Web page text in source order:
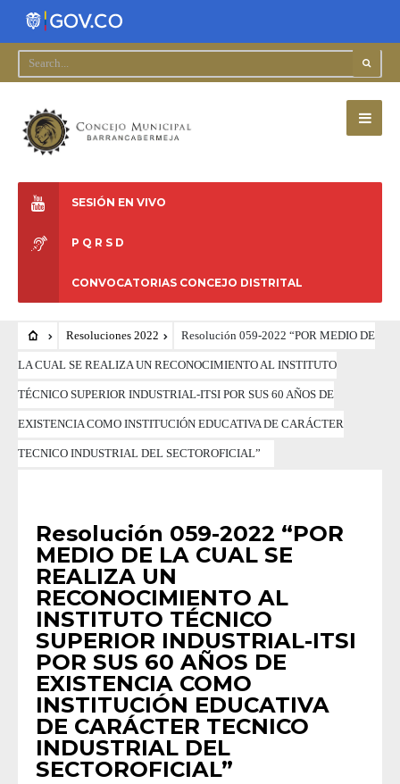
SESIÓN EN VIVO
P Q R S D
CONVOCATORIAS CONCEJO DISTRITAL
Resoluciones 2022 Resolución 059-2022 “POR MEDIO DE
LA CUAL SE REALIZA UN RECONOCIMIENTO AL INSTITUTO
TÉCNICO SUPERIOR INDUSTRIAL-ITSI POR SUS 60 AÑOS DE
EXISTENCIA COMO INSTITUCIÓN EDUCATIVA DE CARÁCTER
TECNICO INDUSTRIAL DEL SECTOROFICIAL”
Resolución 059-2022 “POR
MEDIO DE LA CUAL SE
REALIZA UN
RECONOCIMIENTO AL
INSTITUTO TÉCNICO
SUPERIOR INDUSTRIAL-ITSI
POR SUS 60 AÑOS DE
EXISTENCIA COMO
INSTITUCIÓN EDUCATIVA
DE CARÁCTER TECNICO
INDUSTRIAL DEL
SECTOROFICIAL”